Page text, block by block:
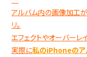
アルバム内の画像加工
リ。
エフェクトやオーバー
実際に私のiPhoneの